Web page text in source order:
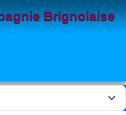
Brignolaise